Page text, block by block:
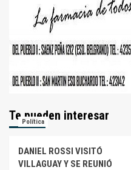
Te pueden interesar
Política
DANIEL ROSSI VISITÓ
VILLAGUAY Y SE REUNIÓ